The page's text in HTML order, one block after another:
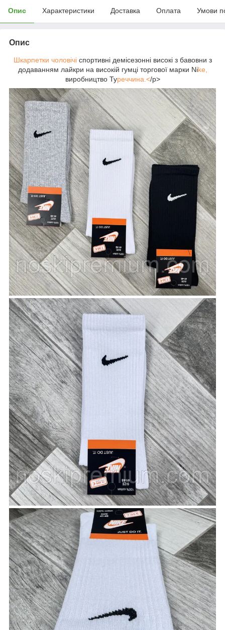
Опис Характеристики Доставка Оплата Умови
Опис
Шкарпетки чоловічіспортивні демісезонні високі з бавовни з
додаванням лайкри на високій гумці торгової марки Nike,
виробництво Туреччина.</p>